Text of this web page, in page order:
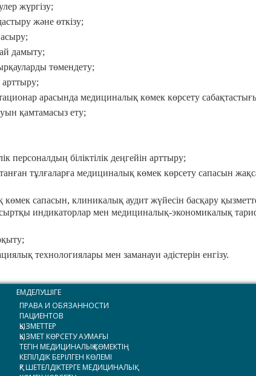
жүргізу;
және өткізу;
дамыту;
төмендету;
арттыру;
арасында медициналық көмек көрсету
қамтамасыз ету;
персоналдың біліктілік деңгейін арттыру;
тұлғаларға медициналық көмек көрсету сапасын
көмек сапасын, клиникалық аудит жүйесін басқару
индикаторлар мен медициналық-экономикалық
технологиялары мен заманауи әдістерін енгізу.
ЕМДЕЛУШІГЕ
ПРАВА И ОБЯЗАННОСТИ
ПАЦИЕНТОВ
ҚЫЗМЕТТЕР
ҚЫЗМЕТ КӨРСЕТУ АУМАҒЫ
ТЕГІН МЕДИЦИНАЛЫҚ КӨМЕКТІҢ
КЕПІЛДІК БЕРІЛГЕН КӨЛЕМІ
ҚР ШЕТЕЛДІКТЕРГЕ МЕДИЦИНАЛЫҚ